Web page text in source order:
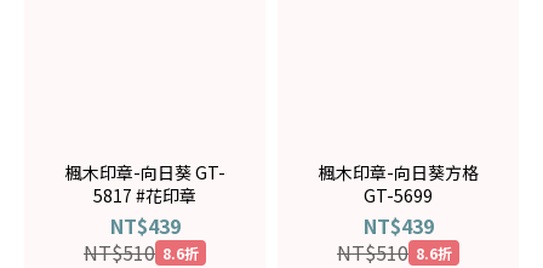
楓木印章-向日葵 GT-
5817 #花印章
NT$439
NT$510 8.6折
楓木印章-向日葵方格
GT-5699
NT$439
NT$510 8.6折